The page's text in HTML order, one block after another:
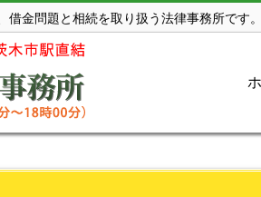
金問題と相続を取り扱う法律事務所です。